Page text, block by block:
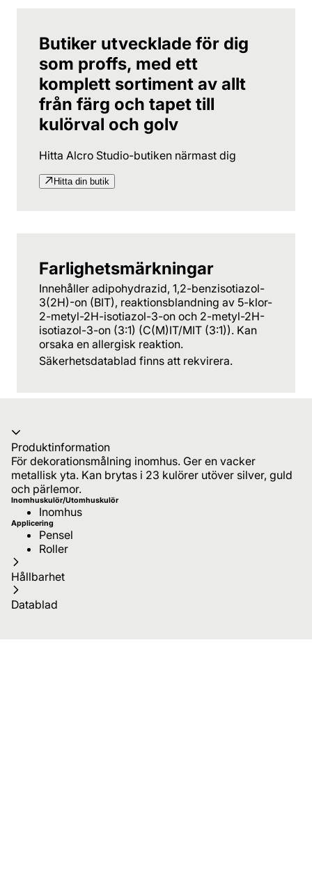
Butiker utvecklade för dig
som proffs, med ett
komplett sortiment av allt
från färg och tapet till
kulörval och golv
Hitta Alcro Studio-butiken närmast dig
Hitta din butik
Farlighetsmärkningar
Innehåller adipohydrazid, 1,2-benzisotiazol-
3(2H)-on (BIT), reaktionsblandning av 5-klor-
2-metyl-2H-isotiazol-3-on och 2-metyl-2H-
isotiazol-3-on (3:1) (C(M)IT/MIT (3:1)). Kan
orsaka en allergisk reaktion.
Säkerhetsdatablad finns att rekvirera.
Produktinformation
För dekorationsmålning inomhus. Ger en vacker
metallisk yta. Kan brytas i 23 kulörer utöver silver, guld
och pärlemor.
Inomhuskulör/Utomhuskulör
Inomhus
Applicering
Pensel
Roller
Hållbarhet
Datablad